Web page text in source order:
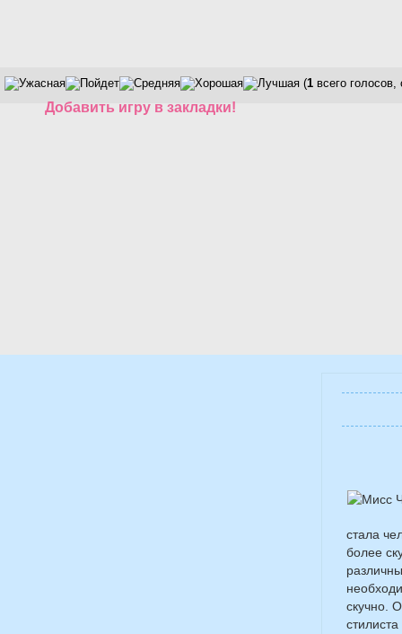
(1 всего
Добавить игру в закладки!
стала
более
скучно.